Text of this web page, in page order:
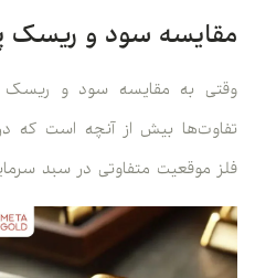
مقایسه سود و ریسک
وقتی به مقایسه سود و ریسک
تفاوت‌ها بیش از آنچه است که
فلز موقعیت متفاوتی در سبد